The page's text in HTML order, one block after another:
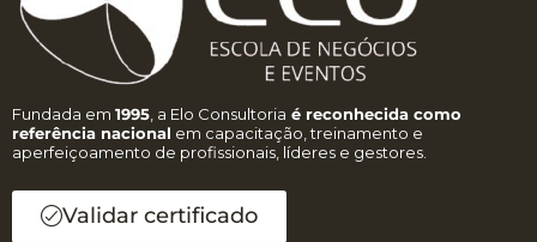
Fundada em 1995 , a Elo Consultoria é reconhecida como
referência nacional em capacitação, treinamento e
aperfeiçoamento de profissionais, líderes e gestores.
Validar certificado